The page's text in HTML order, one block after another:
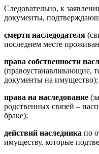
Следовательно, к
документы,
смерти наследодателя
последнем месте
права собственности
(правоустанавливающие,
документы на имущество);
права на наследование
родственных связей –
браке);
действий наследника по
имуществу, которые